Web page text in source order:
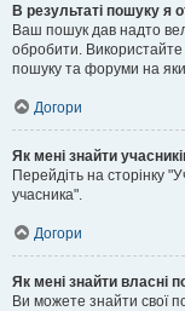
В результаті пошуку я
Ваш пошук дав надто
обробити.
пошуку та форуми на
Догори
Як мені знайти
Перейдіть на сторінку
учасника".
Догори
Як мені знайти власні
Ви можете знайти свої